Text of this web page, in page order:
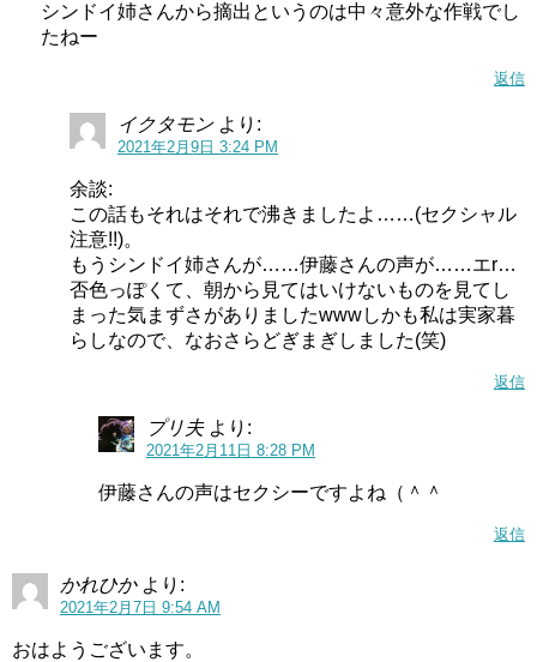
シンドイ姉さんから摘出というのは中々意外な作戦でし
たねー
返信
イクタモン より:
2021年2月9日 3:24 PM
余談:
この話もそれはそれで沸きましたよ……(セクシャル
注意!!)。
もうシンドイ姉さんが……伊藤さんの声が……エr…
否色っぽくて、朝から見てはいけないものを見てし
まった気まずさがありましたwwwしかも私は実家暮
らしなので、なおさらどぎまぎしました(笑)
返信
プリ夫 より:
2021年2月11日 8:28 PM
伊藤さんの声はセクシーですよね（＾＾
返信
かれひか より:
2021年2月7日 9:54 AM
おはようございます。